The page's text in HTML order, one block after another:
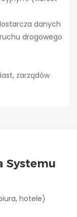
danych
drogowego
zarządów
Systemu
hotele)